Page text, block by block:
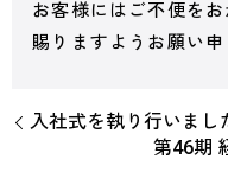
お客様にはご不便を
賜りますようお願い申
入社式を執り行いまし
第46期